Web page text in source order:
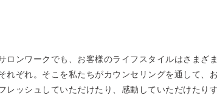
ロンワークでも、お客様のライフスタイルはさまざ
れぞれ。そこを私たちがカウンセリングを通して、
レッシュしていただけたり、感動していただけたり